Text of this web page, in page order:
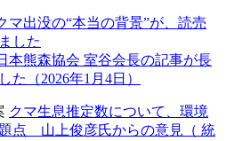
マ出没の“本当の背景”が、読売
した
本熊森協会 室谷会長の記事が長
た（2026年1月4日）
クマ生息推定数について、環境
点 山上俊彦氏からの意見（ 統